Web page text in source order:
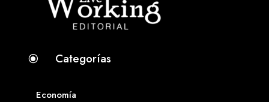
\ Categorías
Economía